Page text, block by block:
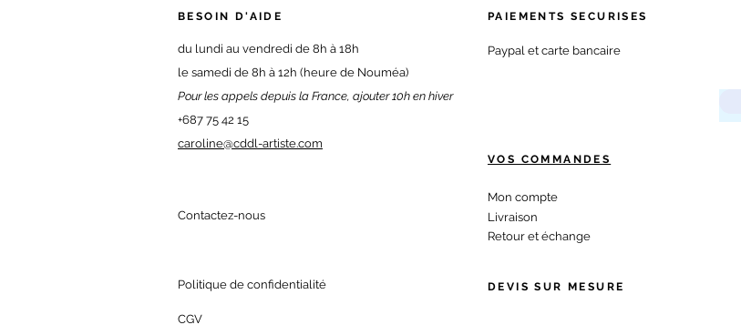
BESOIN D'AIDE
du lundi au vendredi de 8h à 18h
le samedi de 8h à 12h (heure de Nouméa)
Pour les appels depuis la France, ajouter 10h en hiver
+687 75 42 15
caroline@cddl-artiste.com
Contactez-nous
Politique de confidentialité
CGV
PAIEMENTS SECURISES
Paypal et carte bancaire
VOS COMMANDES
Mon compte
Livraison
Retour et échange​
DEVIS SUR MESURE